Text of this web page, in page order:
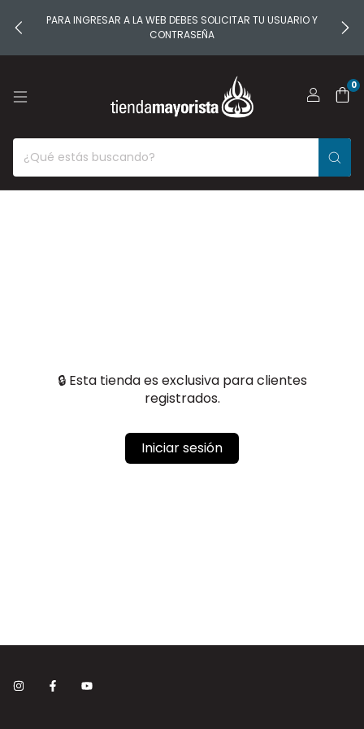
PARA INGRESAR A LA WEB DEBES SOLICITAR TU USUARIO Y
CONTRASEÑA
0
🔒 Esta tienda es exclusiva para clientes
registrados.
Iniciar sesión